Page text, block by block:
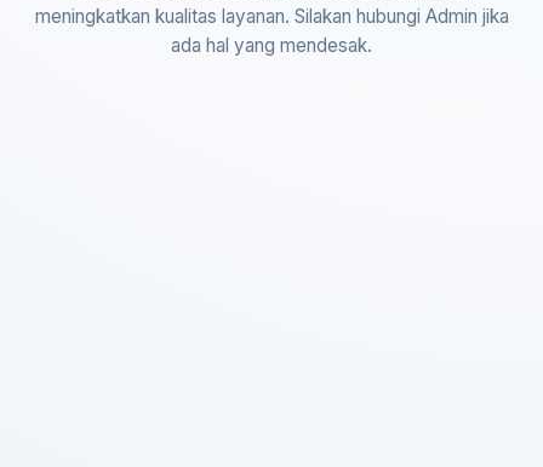
meningkatkan kualitas layanan. Silakan hubungi Admin jika
ada hal yang mendesak.